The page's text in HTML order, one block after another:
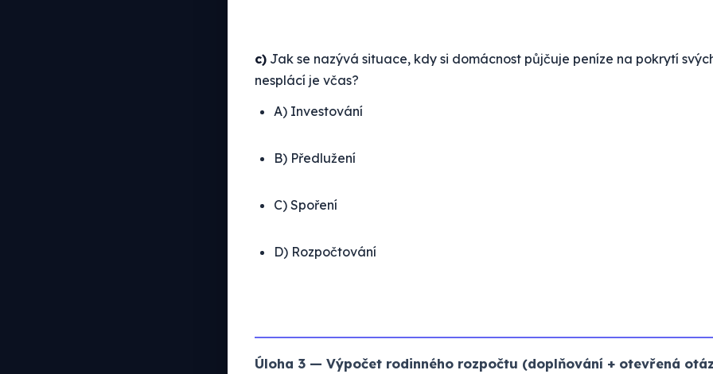
c) Jak se nazývá situace, kdy si domácnost půjčuje peníze na pokrytí
nesplácí je včas?
A) Investování
B) Předlužení
C) Spoření
D) Rozpočtování
Úloha 3 — Výpočet rodinného rozpočtu (doplňování + otevřená